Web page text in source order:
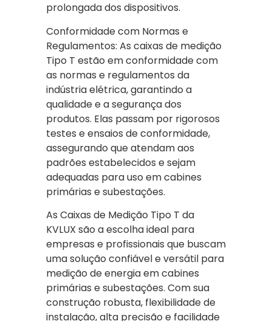
prolongada dos dispositivos.
Conformidade com Normas e
Regulamentos: As caixas de medição
Tipo T estão em conformidade com
as normas e regulamentos da
indústria elétrica, garantindo a
qualidade e a segurança dos
produtos. Elas passam por rigorosos
testes e ensaios de conformidade,
assegurando que atendam aos
padrões estabelecidos e sejam
adequadas para uso em cabines
primárias e subestações.
As Caixas de Medição Tipo T da
KVLUX são a escolha ideal para
empresas e profissionais que buscam
uma solução confiável e versátil para
medição de energia em cabines
primárias e subestações. Com sua
construção robusta, flexibilidade de
instalação, alta precisão e facilidade